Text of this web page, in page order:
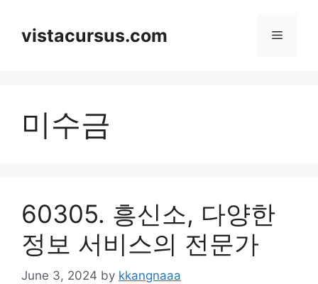
contentvistacursus.com Menu
미수금
60305. 흥신소, 다양한
정보 서비스의 전문가
June 3, 2024 by kkangnaaa